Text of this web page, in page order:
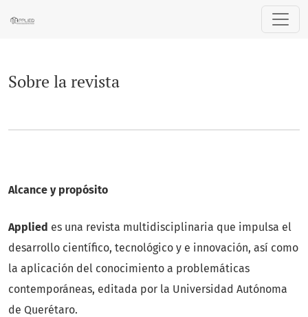
Sobre la revista
Alcance y propósito
Applied es una revista multidisciplinaria que impulsa el
desarrollo científico, tecnológico y e innovación, así como
la aplicación del conocimiento a problemáticas
contemporáneas, editada por la Universidad Autónoma
de Querétaro.